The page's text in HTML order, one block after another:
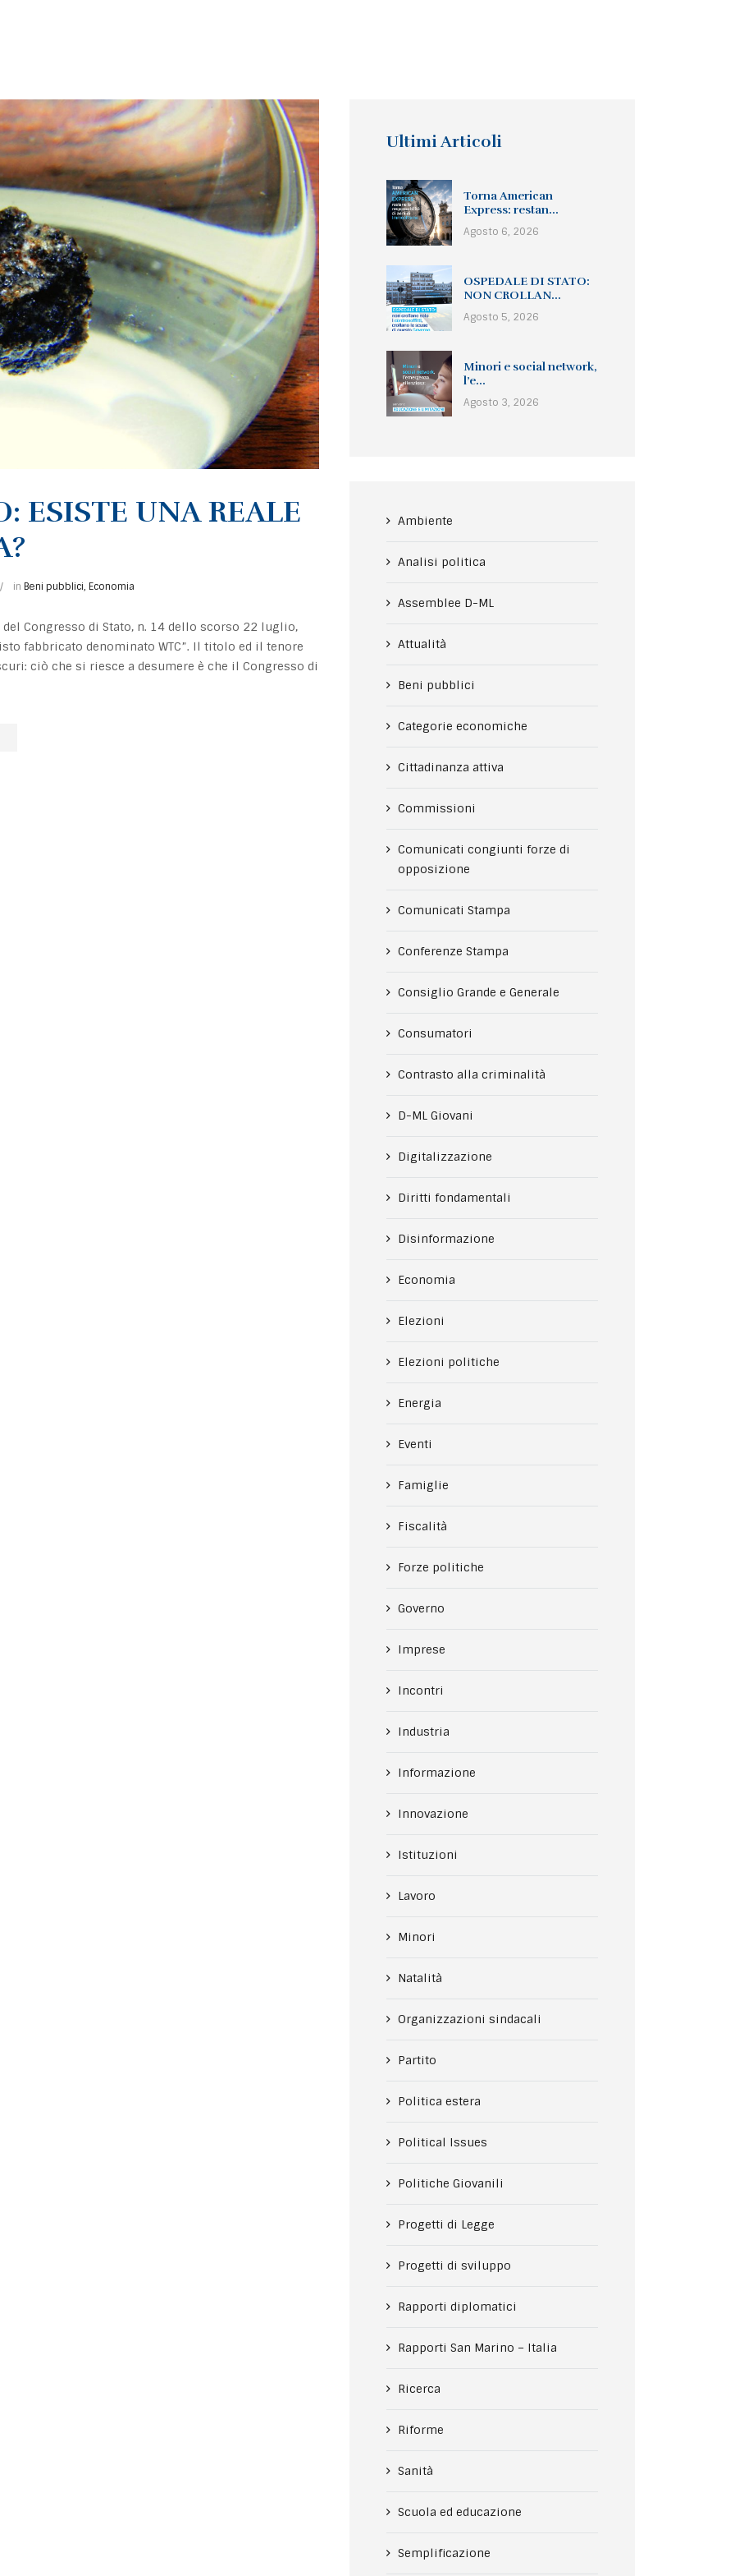
ESISTE UNA REALE
in Beni pubblici, Economia
Congresso di Stato, n. 14 dello scorso 22 luglio,
fabbricato denominato WTC”. Il titolo ed il tenore
ciò che si riesce a desumere è che il Congresso di
Ultimi Articoli
Torna American
Express: restan...
Agosto 6, 2026
OSPEDALE DI STATO:
NON CROLLAN...
Agosto 5, 2026
Minori e social network,
l’e...
Agosto 3, 2026
Ambiente
Analisi politica
Assemblee D-ML
Attualità
Beni pubblici
Categorie economiche
Cittadinanza attiva
Commissioni
Comunicati congiunti forze di
opposizione
Comunicati Stampa
Conferenze Stampa
Consiglio Grande e Generale
Consumatori
Contrasto alla criminalità
D-ML Giovani
Digitalizzazione
Diritti fondamentali
Disinformazione
Economia
Elezioni
Elezioni politiche
Energia
Eventi
Famiglie
Fiscalità
Forze politiche
Governo
Imprese
Incontri
Industria
Informazione
Innovazione
Istituzioni
Lavoro
Minori
Natalità
Organizzazioni sindacali
Partito
Politica estera
Political Issues
Politiche Giovanili
Progetti di Legge
Progetti di sviluppo
Rapporti diplomatici
Rapporti San Marino – Italia
Ricerca
Riforme
Sanità
Scuola ed educazione
Semplificazione